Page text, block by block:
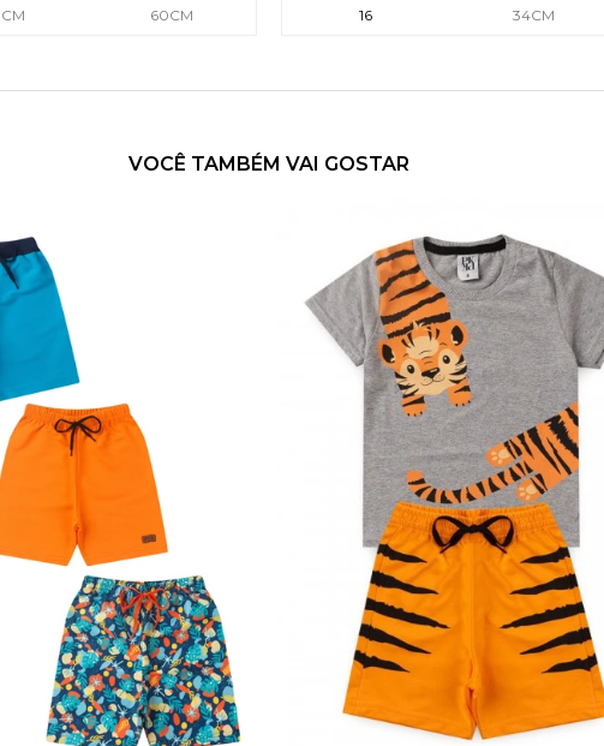
60CM 16 34CM
VOCÊ TAMBÉM VAI GOSTAR